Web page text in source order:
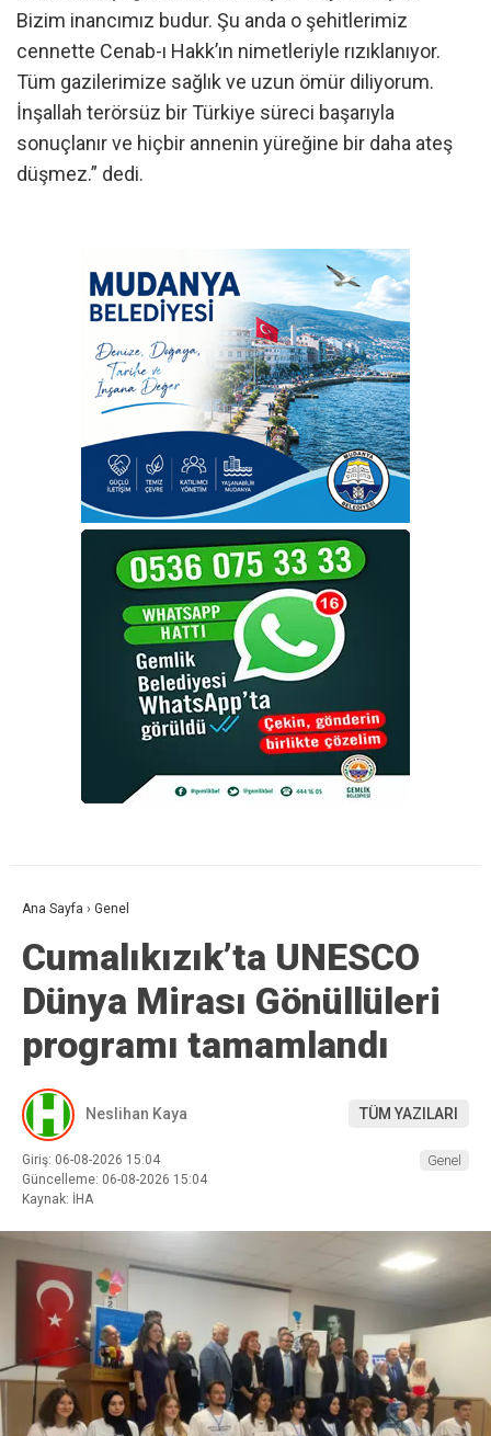
Bizim inancımız budur. Şu anda o şehitlerimiz
cennette Cenab-ı Hakk’ın nimetleriyle rızıklanıyor.
Tüm gazilerimize sağlık ve uzun ömür diliyorum.
İnşallah terörsüz bir Türkiye süreci başarıyla
sonuçlanır ve hiçbir annenin yüreğine bir daha ateş
düşmez.” dedi.
Ana Sayfa › Genel
Cumalıkızık’ta UNESCO
Dünya Mirası Gönüllüleri
programı tamamlandı
Neslihan Kaya TÜM YAZILARI
Giriş: 06-08-2026 15:04
Güncelleme: 06-08-2026 15:04
Kaynak: İHA
Genel